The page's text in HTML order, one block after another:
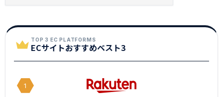
TOP 3 EC PLATFORMS
ECサイトおすすめベスト3
1